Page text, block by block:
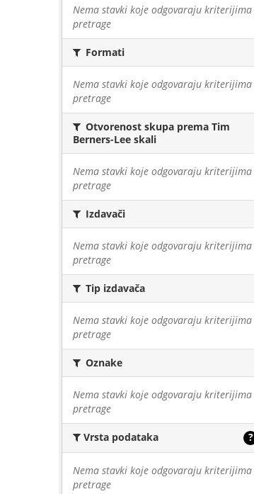
Nema stavki koje odgovaraju kriterijima
pretrage
Formati
Nema stavki koje odgovaraju kriterijima
pretrage
Otvorenost skupa prema Tim
Berners-Lee skali
Nema stavki koje odgovaraju kriterijima
pretrage
Izdavači
Nema stavki koje odgovaraju kriterijima
pretrage
Tip izdavača
Nema stavki koje odgovaraju kriterijima
pretrage
Oznake
Nema stavki koje odgovaraju kriterijima
pretrage
Vrsta podataka ?
Nema stavki koje odgovaraju kriterijima
pretrage